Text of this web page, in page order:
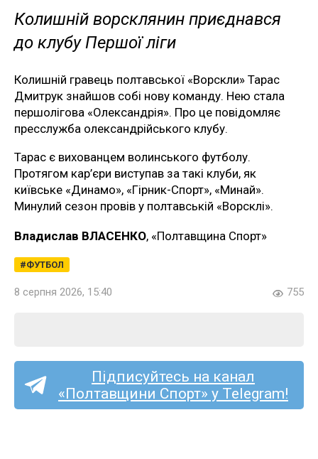
Колишній ворсклянин приєднався
до клубу Першої ліги
Колишній гравець полтавської «Ворскли» Тарас
Дмитрук знайшов собі нову команду. Нею стала
першолігова «Олександрія». Про це повідомляє
пресслужба олександрійського клубу.
Тарас є вихованцем волинського футболу.
Протягом кар’єри виступав за такі клуби, як
київське «Динамо», «Гірник-Спорт», «Минай».
Минулий сезон провів у полтавській «Ворсклі».
Владислав ВЛАСЕНКО, «Полтавщина Спорт»
ФУТБОЛ
8 серпня 2026, 15:40 755
Підписуйтесь на канал
«Полтавщини Спорт» у Telegram!